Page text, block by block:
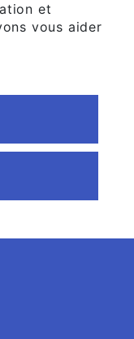
et
vous aider